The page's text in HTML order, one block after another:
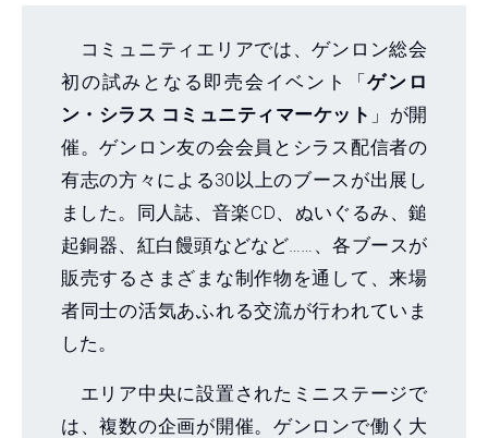
コミュニティエリアでは、ゲンロン総会
初の試みとなる即売会イベント「ゲンロ
ン・シラス コミュニティマーケット 」が開
催。ゲンロン友の会会員とシラス配信者の
有志の方々による30以上のブースが出展し
ました。同人誌、音楽CD、ぬいぐるみ、鎚
起銅器、紅白饅頭などなど……、各ブースが
販売するさまざまな制作物を通して、来場
者同士の活気あふれる交流が行われていま
した。
エリア中央に設置されたミニステージで
は、複数の企画が開催。ゲンロンで働く大